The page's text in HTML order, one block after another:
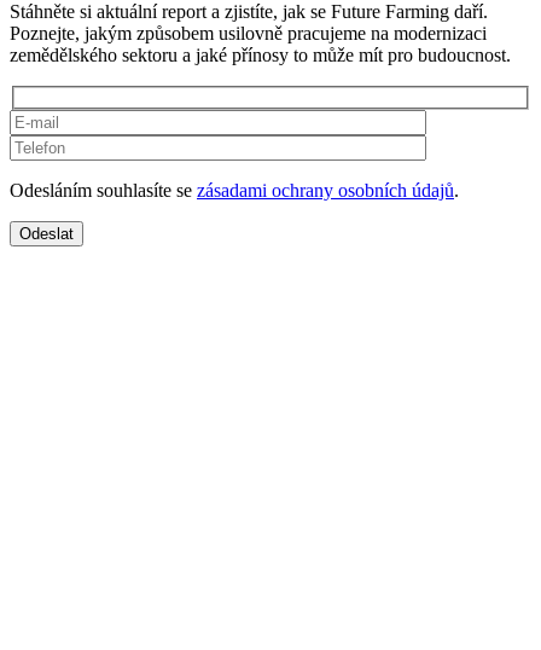
Stáhněte si aktuální report a zjistíte, jak se Future Farming daří.
Poznejte, jakým způsobem usilovně pracujeme na modernizaci
zemědělského sektoru a jaké přínosy to může mít pro budoucnost.
Odesláním souhlasíte se zásadami ochrany osobních údajů.